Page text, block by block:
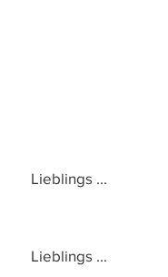
Lieblings ...
Lieblings ...